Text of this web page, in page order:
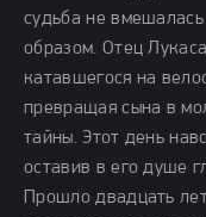
судьба не
образом. Отец
катавшегося на
превращая сына в
тайны. Этот день
оставив в его душе
Прошло двадцать